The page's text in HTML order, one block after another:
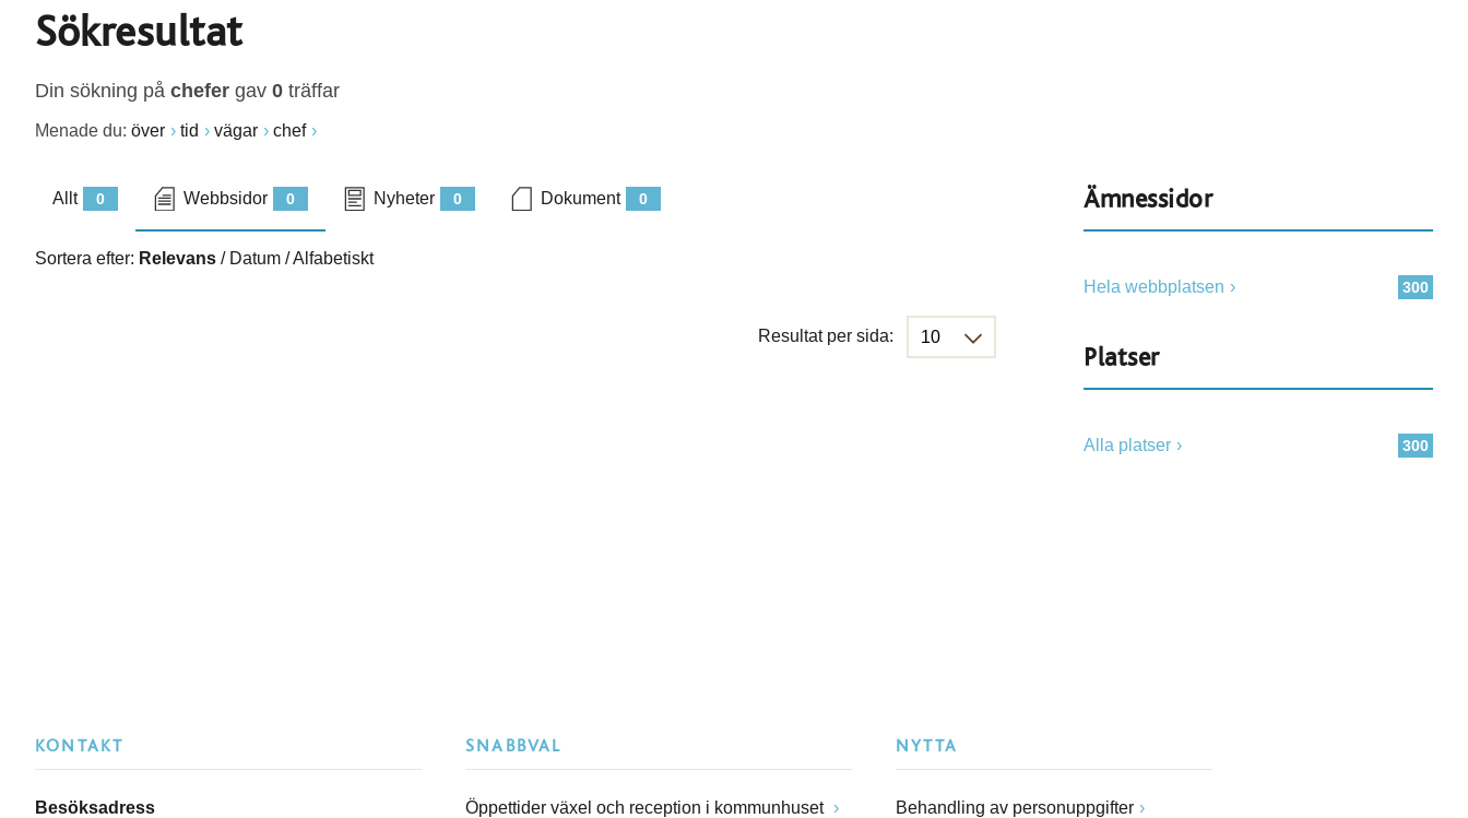
Sökresultat
Din sökning på chefer gav 0 träffar
Menade du: över tid vägar chef
0
Allt 0
Webbsidor 0
Nyheter 0
Dokument
Sortera efter: Relevans / Datum /Alfabetiskt
Resultat per sida:
Ämnessidor
300
Hela webbplatsen
Platser
300
Alla platser
KONTAKT
Besöksadress
SNABBVAL
Öppettider växel och reception i kommunhuset
NYTTA
Behandling av personuppgifter